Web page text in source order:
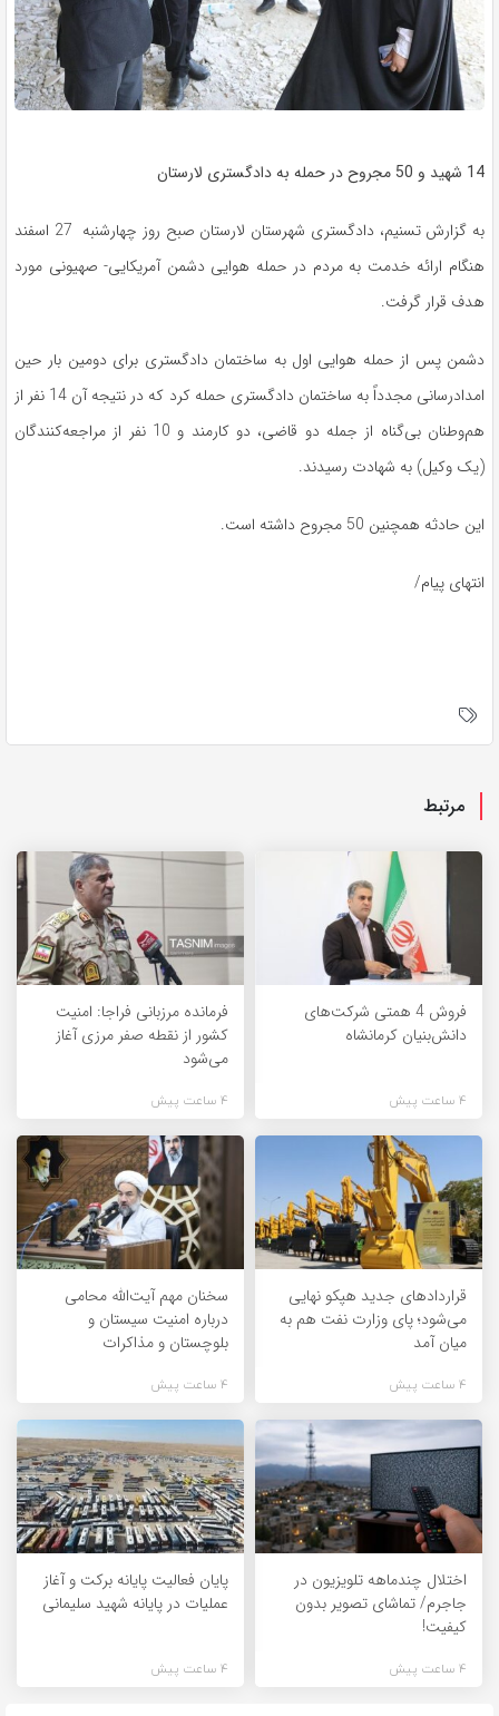
14 شهید و 50 مجروح در حمله به دادگستری لارستان
به گزارش تسنیم، دادگستری شهرستان لارستان صبح روز چهارشنبه 27 اسفند
هنگام ارائه خدمت به مردم در حمله هوایی دشمن آمریکایی- صهیونی مورد
هدف قرار گرفت.
دشمن پس از حمله هوایی اول به ساختمان دادگستری برای دومین بار حین
امدادرسانی مجدداً به ساختمان دادگستری حمله کرد که در نتیجه آن 14 نفر از
هم‌وطنان بی‌گناه از جمله دو قاضی، دو کارمند و 10 نفر از مراجعه‌کنندگان
(یک وکیل) به شهادت رسیدند.
این حادثه همچنین 50 مجروح داشته است.
انتهای پیام/
مرتبط
فروش 4 همتی شرکت‌های
دانش‌بنیان کرمانشاه
4 ساعت پیش
فرمانده مرزبانی فراجا: امنیت
کشور از نقطه صفر مرزی آغاز
می‌شود
4 ساعت پیش
قراردادهای جدید هپکو نهایی
می‌شود؛ پای وزارت نفت هم به
میان آمد
4 ساعت پیش
سخنان مهم آیت‌الله محامی
درباره امنیت سیستان و
بلوچستان و مذاکرات
4 ساعت پیش
اختلال چندماهه تلویزیون در
جاجرم/ تماشای تصویر بدون
کیفیت!
4 ساعت پیش
پایان فعالیت پایانه برکت و آغاز
عملیات در پایانه شهید سلیمانی
4 ساعت پیش